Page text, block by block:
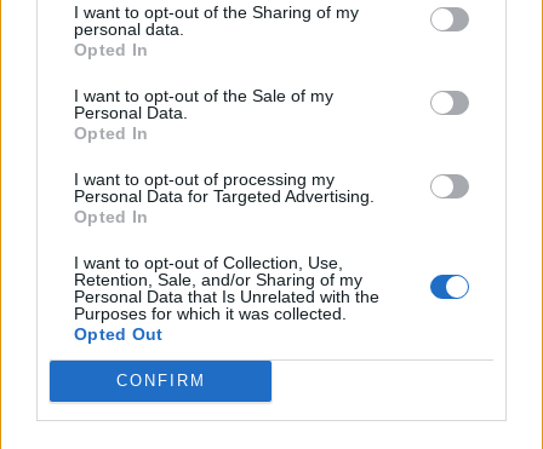
I want to opt-out of the Sharing of my
personal data.
Opted In
I want to opt-out of the Sale of my
Personal Data.
Opted In
I want to opt-out of processing my
Personal Data for Targeted Advertising.
Opted In
I want to opt-out of Collection, Use,
Retention, Sale, and/or Sharing of my
Personal Data that Is Unrelated with the
Purposes for which it was collected.
Opted Out
CONFIRM
αποτοξινωθεί από την κατανάλωση τοξικών,
ενδεχομένως, καρπών
να τον φάτε, μπορείτε να τον αξιοποιήσετε
εξωτερικά με τη βοήθεια της Kiehl's